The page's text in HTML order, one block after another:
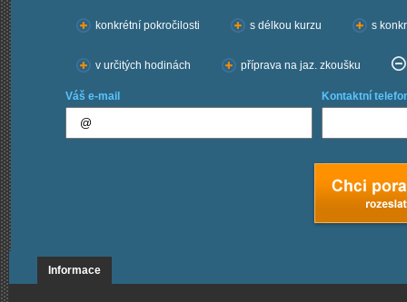
konkrétní pokročilosti
s délkou kurzu s
v určitých hodinách příprava na jaz. zkoušku
Váš e-mail Kontaktní
Informace